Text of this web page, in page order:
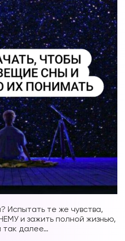
Испытать те же чувства,
и зажить полной жизнью,
так далее…